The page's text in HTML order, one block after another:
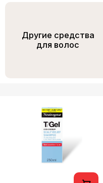
Другие средства
для волос